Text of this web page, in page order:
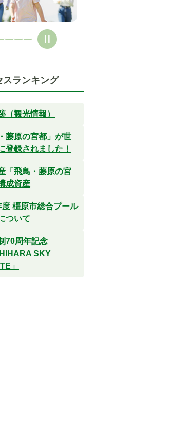
スランキング
（観光情報）
藤原の宮都」が世
登録されました！
「飛鳥・藤原の宮
成資産
橿原市総合プール
ついて
70周年記念
SKY
」